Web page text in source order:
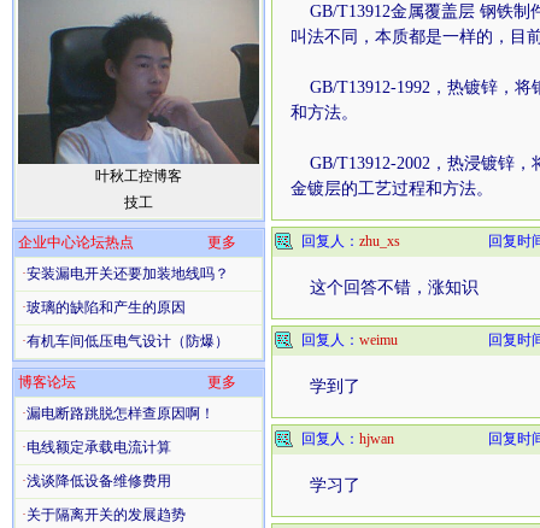
叶秋工控博客
技工
企业中心论坛热点
更多
·安装漏电开关还要加装地线吗？
·玻璃的缺陷和产生的原因
·有机车间低压电气设计（防爆）
博客论坛
更多
·漏电断路跳脱怎样查原因啊！
·电线额定承载电流计算
·浅谈降低设备维修费用
·关于隔离开关的发展趋势
GB/T13912金属覆盖层 钢铁制
叫法不同，本质都是一样的，目
GB/T13912-1992，热镀锌，将
和方法。
GB/T13912-2002，热浸镀锌，
金镀层的工艺过程和方法。
回复人： zhu_xs 回复时
这个回答不错，涨知识
回复人： weimu 回复时
学到了
回复人： hjwan 回复时
学习了